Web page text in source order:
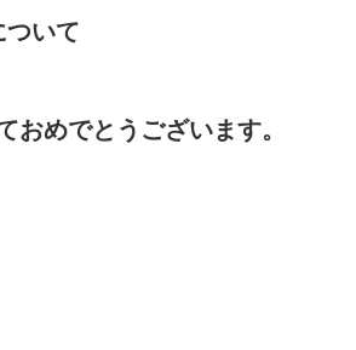
ついて
おめでとうございます。